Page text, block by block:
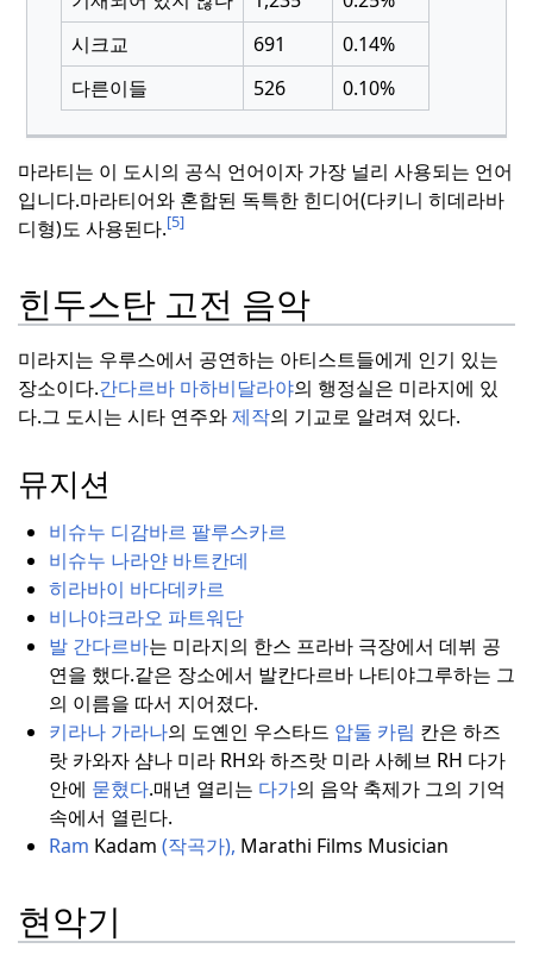
시크교
691
0.14%
다른이들
526 0.10%
마라티는 이 도시의 공식 언어이자 가장 널리 사용되는 언어
입니다.마라티어와 혼합된 독특한 힌디어(다키니 히데라바
디형)도 사용된다.[5]
힌두스탄 고전 음악
미라지는 우루스에서 공연하는 아티스트들에게 인기 있는
장소이다.간다르바 마하비달라야의 행정실은 미라지에 있
다.그 도시는 시타 연주와제작의 기교로 알려져 있다.
뮤지션
비슈누 디감바르 팔루스카르
비슈누 나라얀 바트칸데
히라바이 바다데카르
비나야크라오 파트워단
발 간다르바는 미라지의 한스 프라바 극장에서 데뷔 공
연을 했다.같은 장소에서 발칸다르바 나티야그루하는 그
의 이름을 따서 지어졌다.
키라나 가라나의 도옌인 우스타드 압둘 카림 칸은 하즈
랏 카와자 샴나 미라 RH와 하즈랏 미라 사헤브 RH 다가
안에 묻혔다.매년 열리는 다가의 음악 축제가 그의 기억
속에서 열린다.
Ram Kadam (작곡가), Marathi Films Musician
현악기